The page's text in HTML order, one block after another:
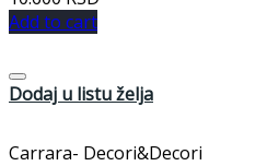
Add to cart
Dodaj u listu želja
Carrara- Decori&Decori